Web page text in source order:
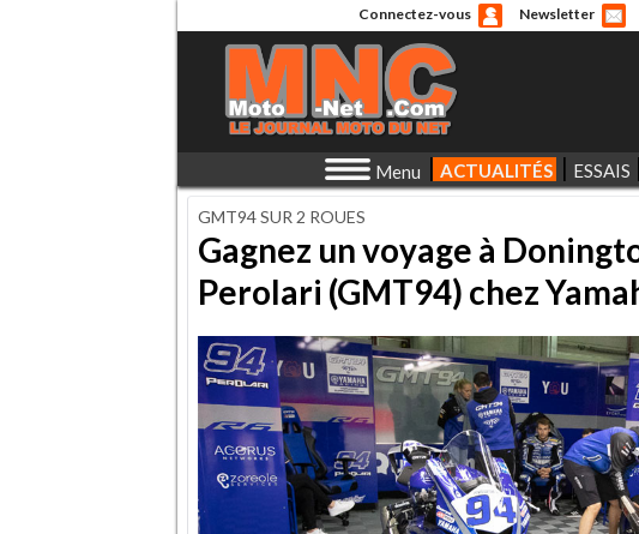
Connectez-vous Newsletter
Menu ACTUALITÉS ESSAIS
GMT94 SUR 2 ROUES
Gagnez un voyage à
Perolari (GMT94) chez